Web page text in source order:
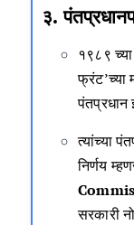
३.
१९८९
फ्रंट’च्या
पंतप्रधान
त्यांच्या
निर्णय
सरकारी